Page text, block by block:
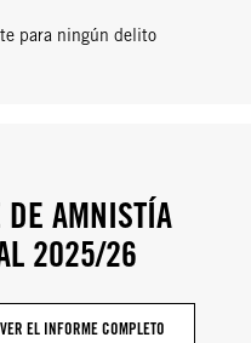
para ningún delito
AMNISTÍA
2025/26
VER EL INFORME COMPLETO